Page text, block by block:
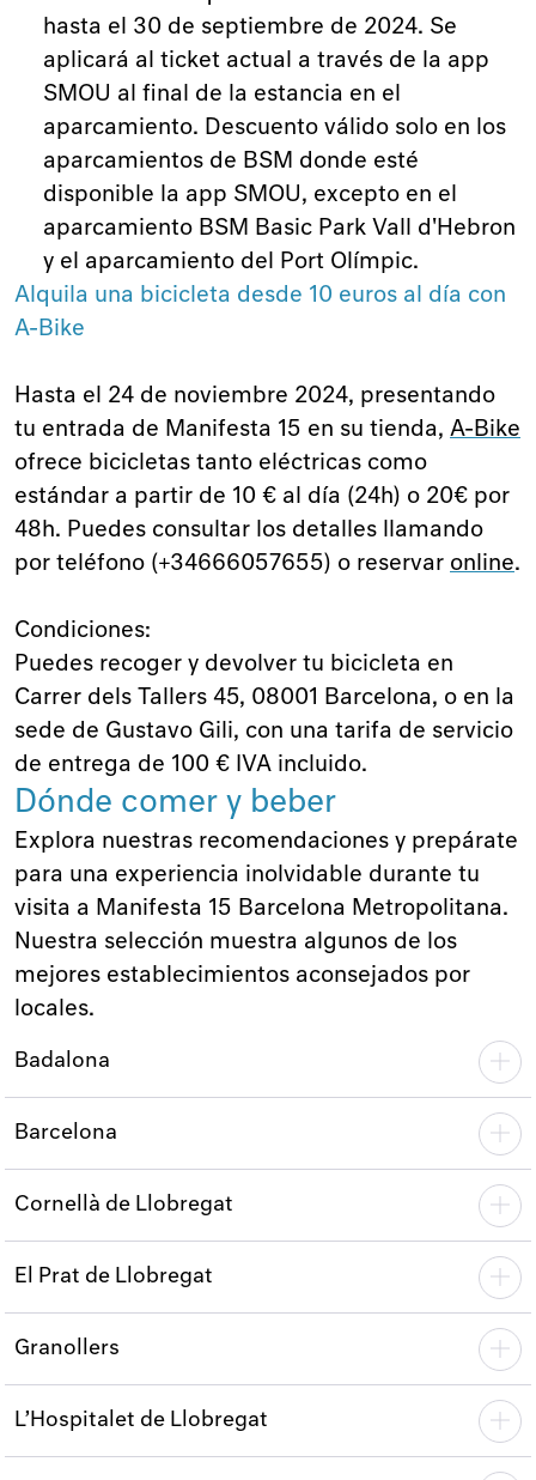
hasta el 30 de septiembre de 2024. Se
aplicará al ticket actual a través de la app
SMOU al final de la estancia en el
aparcamiento. Descuento válido solo en los
aparcamientos de BSM donde esté
disponible la app SMOU, excepto en el
aparcamiento BSM Basic Park Vall d'Hebron
y el aparcamiento del Port Olímpic.
Alquila una bicicleta desde 10 euros al día con
A-Bike
Hasta el 24 de noviembre 2024, presentando
tu entrada de Manifesta 15 en su tienda, A-Bike
ofrece bicicletas tanto eléctricas como
estándar a partir de 10 € al día (24h) o 20€ por
48h. Puedes consultar los detalles llamando
por teléfono (+34666057655) o reservar online.
Condiciones:
Puedes recoger y devolver tu bicicleta en
Carrer dels Tallers 45, 08001 Barcelona, o en la
sede de Gustavo Gili, con una tarifa de servicio
de entrega de 100 € IVA incluido.
Dónde comer y beber
Explora nuestras recomendaciones y prepárate
para una experiencia inolvidable durante tu
visita a Manifesta 15 Barcelona Metropolitana.
Nuestra selección muestra algunos de los
mejores establecimientos aconsejados por
locales.
Badalona
Barcelona
Cornellà de Llobregat
El Prat de Llobregat
Granollers
L’Hospitalet de Llobregat